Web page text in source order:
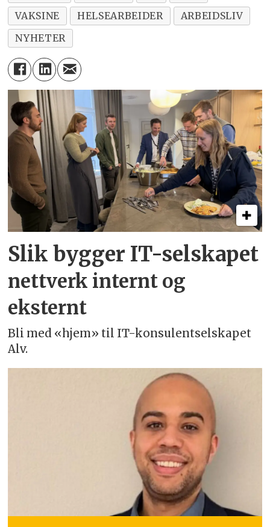
VAKSINE
HELSEARBEIDER
ARBEIDSLIV
NYHETER
Slik bygger IT-selskapet
nettverk internt og
eksternt
Bli med «hjem» til IT-konsulentselskapet
Alv.